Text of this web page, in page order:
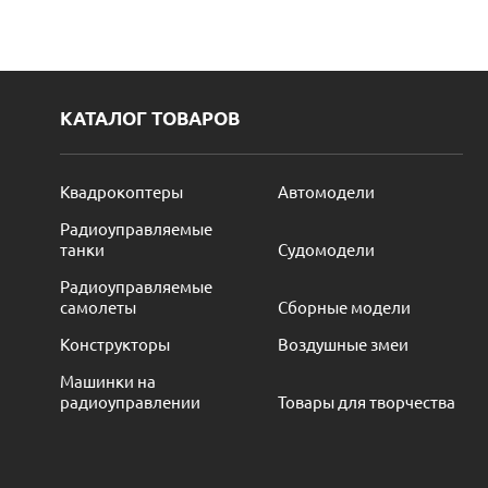
КАТАЛОГ ТОВАРОВ
Квадрокоптеры
Автомодели
Радиоуправляемые
танки
Судомодели
Радиоуправляемые
самолеты
Сборные модели
Конструкторы
Воздушные змеи
Машинки на
радиоуправлении
Товары для творчества